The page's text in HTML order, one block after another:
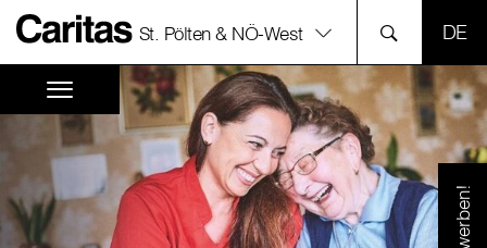
St. Pölten & NÖ-West